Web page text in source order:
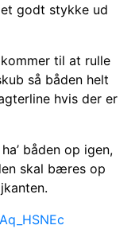
godt stykke ud
til at rulle
så båden helt
hvis der er
båden op igen,
skal bæres op